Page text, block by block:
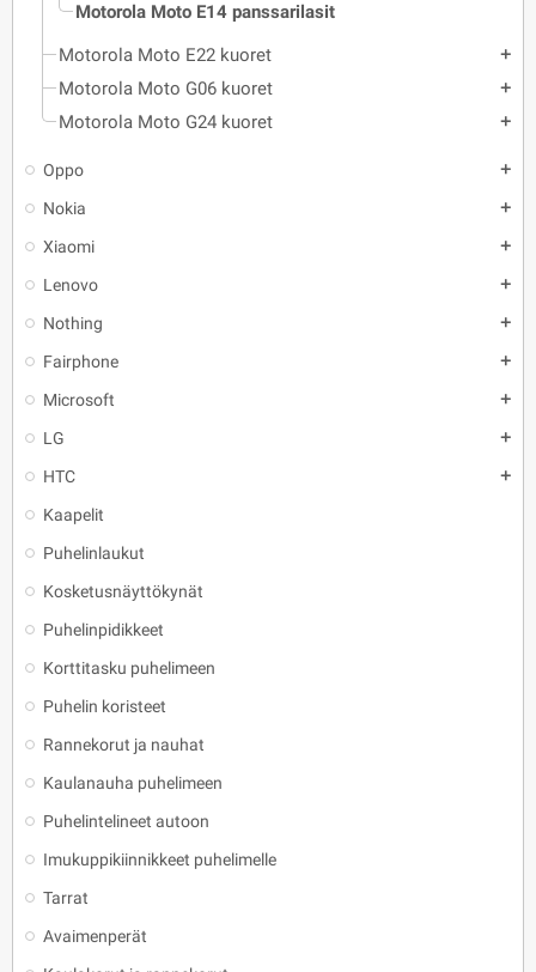
Motorola Moto E14 panssarilasit
Motorola Moto E22 kuoret
add
Motorola Moto G06 kuoret add
Motorola Moto G24 kuoret add
Oppo add
Nokia add
Xiaomi add
Lenovo add
Nothing add
Fairphone add
Microsoft add
LG add
HTC add
Kaapelit
Puhelinlaukut
Kosketusnäyttökynät
Puhelinpidikkeet
Korttitasku puhelimeen
Puhelin koristeet
Rannekorut ja nauhat
Kaulanauha puhelimeen
Puhelintelineet autoon
Imukuppikiinnikkeet puhelimelle
Tarrat
Avaimenperät